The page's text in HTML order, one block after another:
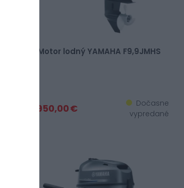
Motor lodný YAMAHA F9,9JMHS
2 950,00 €
Dočasne
vypredané